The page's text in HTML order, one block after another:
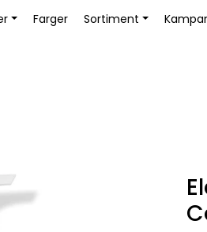
Bli Kunde /
Farger Sortiment